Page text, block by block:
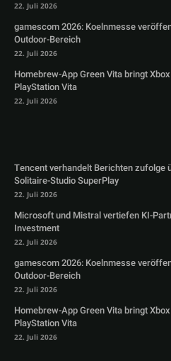
22. Juli 2026
gamescom 2026: Koelnmesse
Outdoor-Bereich
22. Juli 2026
Homebrew-App Green Vita bringt
PlayStation Vita
22. Juli 2026
Tencent verhandelt Berichten zufolge
Solitaire-Studio SuperPlay
22. Juli 2026
Microsoft und Mistral vertiefen KI-
Investment
22. Juli 2026
gamescom 2026: Koelnmesse
Outdoor-Bereich
22. Juli 2026
Homebrew-App Green Vita bringt
PlayStation Vita
22. Juli 2026